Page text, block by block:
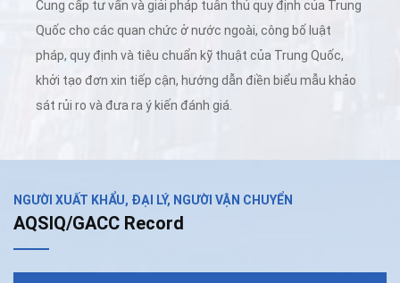
Cung cấp tư vấn và giải pháp tuân thủ quy định của Trung
Quốc cho các quan chức ở nước ngoài, công bố luật
pháp, quy định và tiêu chuẩn kỹ thuật của Trung Quốc,
khởi tạo đơn xin tiếp cận, hướng dẫn điền biểu mẫu khảo
sát rủi ro và đưa ra ý kiến ​​đánh giá.
NGƯỜI XUẤT KHẨU, ĐẠI LÝ, NGƯỜI VẬN CHUYỂN
AQSIQ/GACC Record